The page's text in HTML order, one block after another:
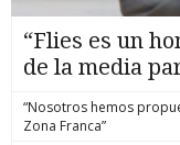
“Flies es un
de la media
“Nosotros hemos
Zona Franca”